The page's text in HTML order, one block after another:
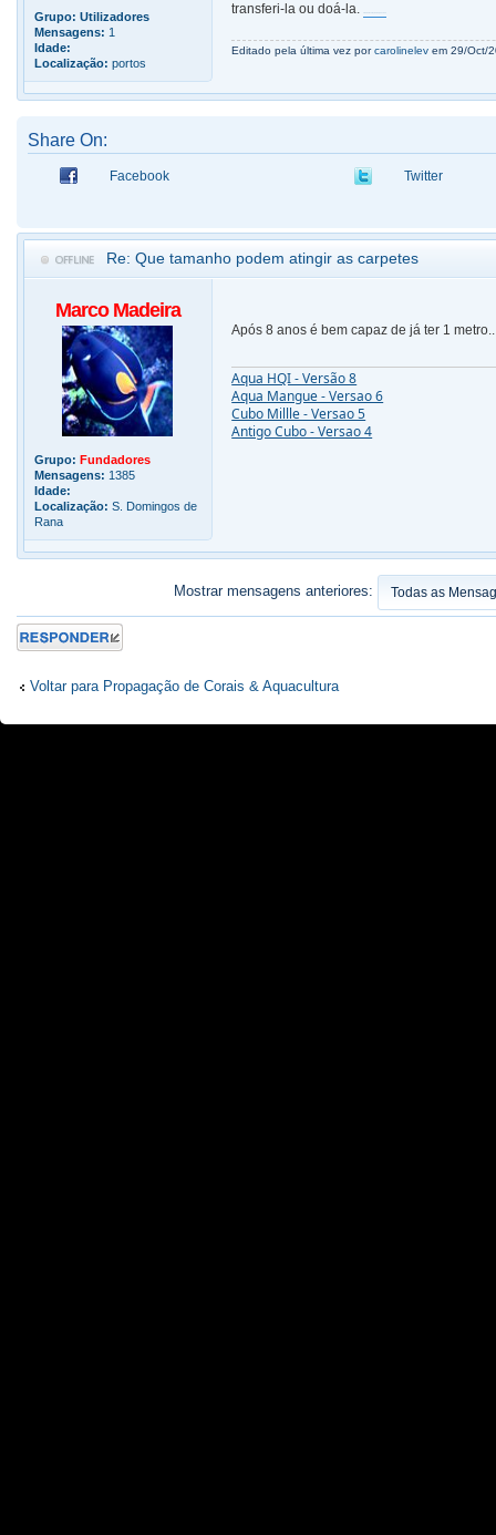
Grupo: Utilizadores
Mensagens: 1
Idade:
Localização: portos
transferi-la ou doá-la.
Editado pela última vez porcarolinelev em 29/Oct/
Share On:
Facebook Twitter
Re: Que tamanho podem atingir as carpetes
Marco Madeira
Grupo: Fundadores
Mensagens: 1385
Idade:
Localização: S. Domingos de
Rana
Após 8 anos é bem capaz de já ter 1
Aqua HQI - Versão 8
Aqua Mangue - Versao 6
Cubo Millle - Versao 5
Antigo Cubo - Versao 4
Mostrar mensagens anteriores:
Responder
Voltar para Propagação de Corais & Aquacultura